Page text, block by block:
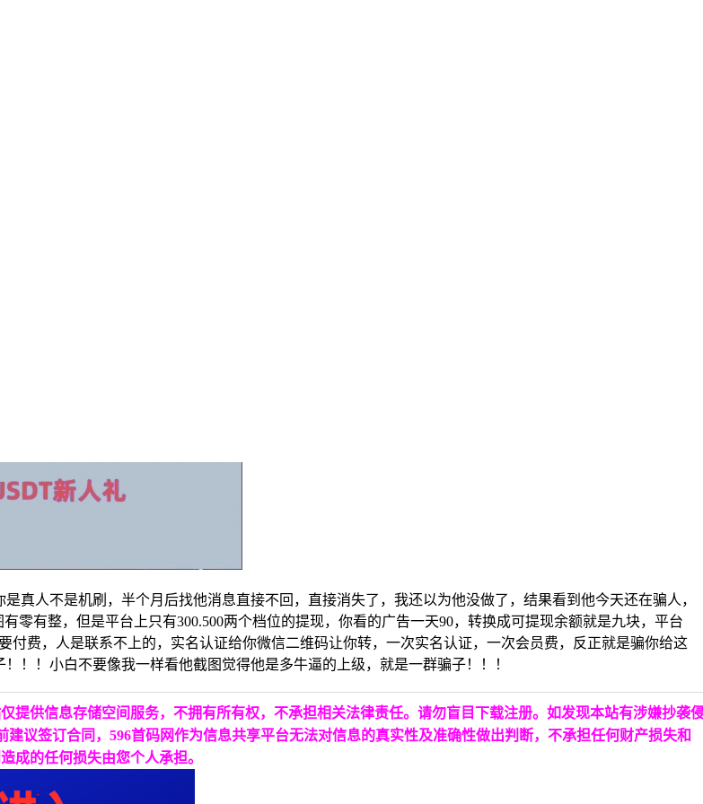
真人不是机刷，半个月后找他消息直接不回，直接消失了，我还以为他没做了，结果看到他今天还在骗人，
零有整，但是平台上只有300.500两个档位的提现，你看的广告一天90，转换成可提现余额就是九块，平台
付费，人是联系不上的，实名认证给你微信二维码让你转，一次实名认证，一次会员费，反正就是骗你给这
！！小白不要像我一样看他截图觉得他是多牛逼的上级，就是一群骗子！！！
提供信息存储空间服务，不拥有所有权，不承担相关法律责任。请勿盲目下载注册。如发现本站有涉嫌抄袭
建议签订合同，596首码网作为信息共享平台无法对信息的真实性及准确性做出判断，不承担任何财产损失和
成的任何损失由您个人承担。